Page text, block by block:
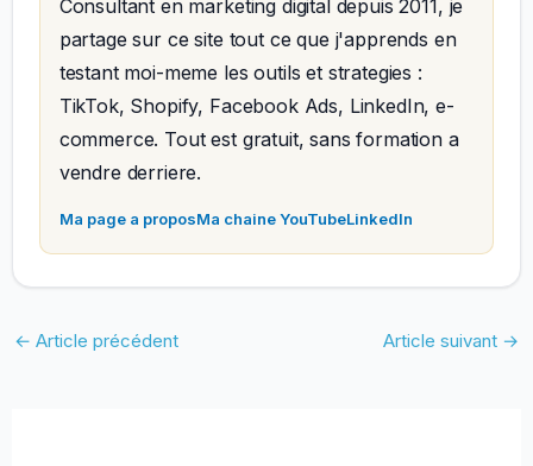
Consultant en marketing digital depuis 2011, je
partage sur ce site tout ce que j'apprends en
testant moi-meme les outils et strategies :
TikTok, Shopify, Facebook Ads, LinkedIn, e-
commerce. Tout est gratuit, sans formation a
vendre derriere.
Ma page a proposMa chaine YouTubeLinkedIn
← Article précédent Article suivant →